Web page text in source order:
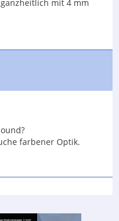
mit 4 mm
farbener Optik.